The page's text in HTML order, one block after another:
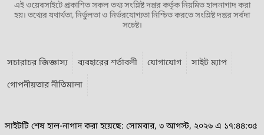
এই ওয়েবসাইটে প্রকাশিত সকল তথ্য সংশ্লিষ্ট দপ্তর কর্তৃক নিয়মিত হালনাগাদ করা
হয়। তথ্যের যথার্থতা, নির্ভুলতা ও নির্ভরযোগ্যতা নিশ্চিত করতে সংশ্লিষ্ট দপ্তর সর্বদা
সচেষ্ট।
সচারাচর জিজ্ঞাস্য ব্যবহারের শর্তাবলী যোগাযোগ
সাইট ম্যাপ
গোপনীয়তার নীতিমালা
সাইটটি শেষ হাল-নাগাদ করা হয়েছে: সোমবার, ৩ আগস্ট, ২০২৬ এ ১৭:৪৪:৩৫